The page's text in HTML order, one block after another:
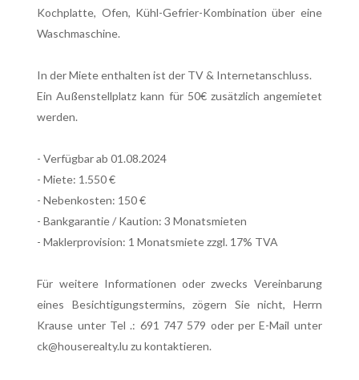
Kochplatte, Ofen, Kühl-Gefrier-Kombination über eine
Waschmaschine.
In der Miete enthalten ist der TV & Internetanschluss.
Ein Außenstellplatz kann für 50€ zusätzlich angemietet
werden.
- Verfügbar ab 01.08.2024
- Miete: 1.550 €
- Nebenkosten: 150 €
- Bankgarantie / Kaution: 3 Monatsmieten
- Maklerprovision: 1 Monatsmiete zzgl. 17% TVA
Für weitere Informationen oder zwecks Vereinbarung
eines Besichtigungstermins, zögern Sie nicht, Herrn
Krause unter Tel .: 691 747 579 oder per E-Mail unter
ck@houserealty.lu zu kontaktieren.